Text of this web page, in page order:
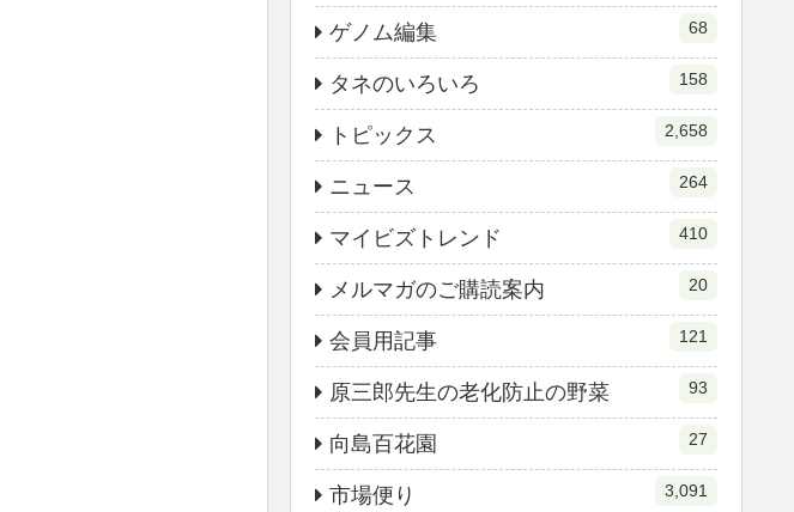
ゲノム編集 68
タネのいろいろ 158
トピックス 2,658
ニュース 264
マイビズトレンド 410
メルマガのご購読案内 20
会員用記事 121
原三郎先生の老化防止の野菜 93
向島百花園 27
市場便り 3,091